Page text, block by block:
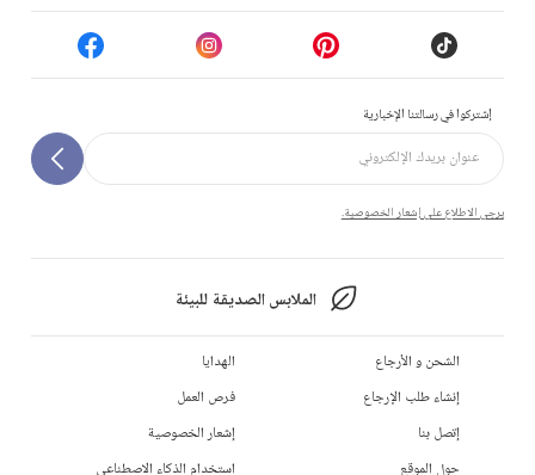
إشتركوا في رسالتنا الإخبارية
يرجى الاطلاع على إشعار الخصوصية.
الملابس الصديقة للبيئة
الشحن و الأرجاع
إنشاء طلب الإرجاع
إتصل بنا
حول الموقع
الهدايا
فرص العمل
إشعار الخصوصية
استخدام الذكاء الاصطناعي